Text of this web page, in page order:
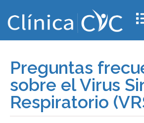
Preguntas
sobre el Virus
Respiratorio